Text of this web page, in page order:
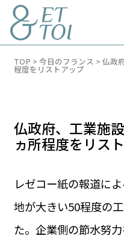
LUXE
グルメ
TOP > 今日のフランス > 仏政
程度をリストアップ
仏政府、工業施
ヵ所程度をリス
レゼコー紙の報道に
地が大きい50程度の
た。企業側の節水努力